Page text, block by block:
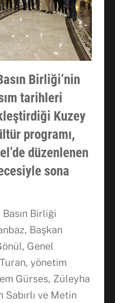
Birliği’nin
tarihleri
Kuzey
programı,
düzenlenen
sona
Basın Birliği
Başkan
Genel
yönetim
Gürses, Züleyha
Sabırlı ve Metin